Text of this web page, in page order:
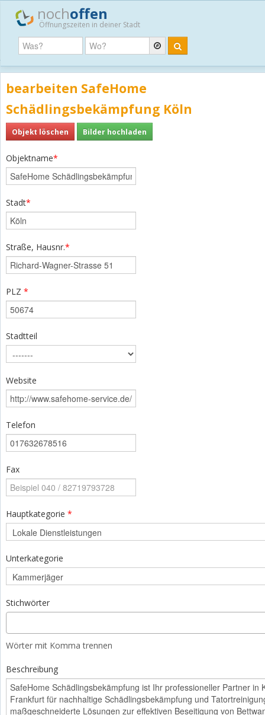
nochoffen
Öffnungszeiten in deiner Stadt
bearbeiten SafeHome
Schädlingsbekämpfung Köln
Objekt löschen Bilder hochladen
Objektname*
Stadt*
Straße, Hausnr.*
PLZ *
Stadtteil
Website
Telefon
Fax
Hauptkategorie *
Unterkategorie
Stichwörter
Wörter mit Komma trennen
Beschreibung